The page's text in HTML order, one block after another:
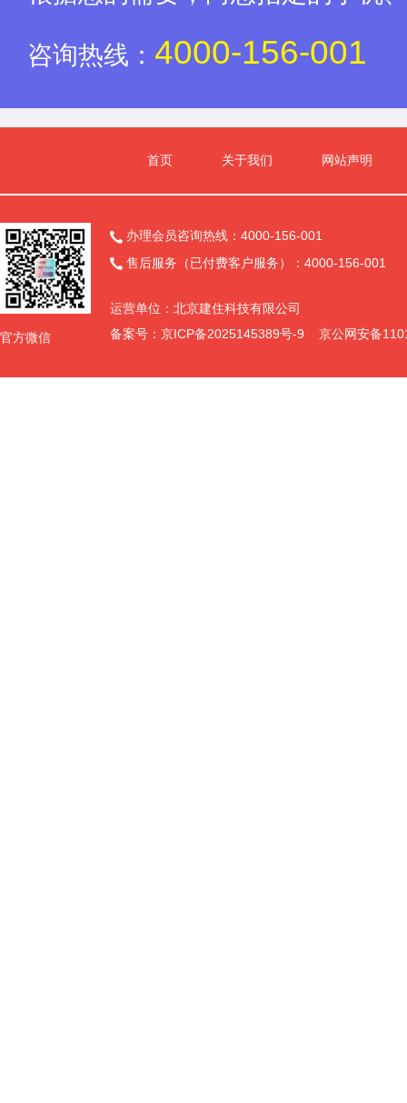
咨询热线： 4000-156-001
首页 关于我们 网站声明
官方微信
 办理会员咨询热线：4000-156-001
 售后服务（已付费客户服务）：4000-156-001
运营单位：北京建住科技有限公司
备案号： 京ICP备2025145389号-9 京公网安备